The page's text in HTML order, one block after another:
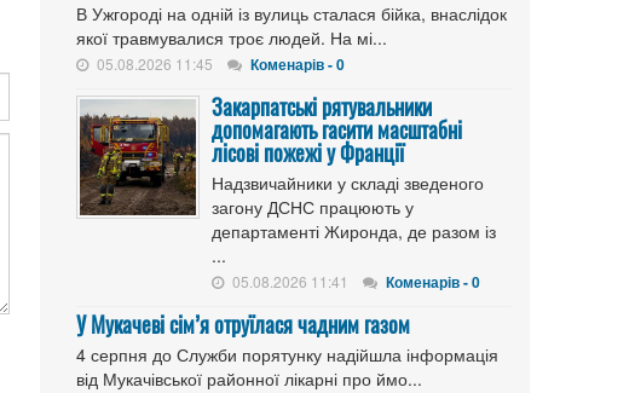
В Ужгороді на одній із вулиць сталася бійка, внаслідок
якої травмувалися троє людей. На мі...
05.08.2026 11:45 Коменарів - 0
Закарпатські рятувальники
допомагають гасити масштабні
лісові пожежі у Франції
Надзвичайники у складі зведеного
загону ДСНС працюють у
департаменті Жиронда, де разом із
...
05.08.2026 11:41 Коменарів - 0
У Мукачеві сім’я отруїлася чадним газом
4 серпня до Служби порятунку надійшла інформація
від Мукачівської районної лікарні про ймо...